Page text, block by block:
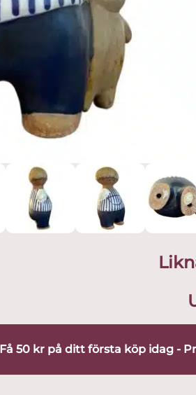
Få 50 kr på ditt första köp idag -